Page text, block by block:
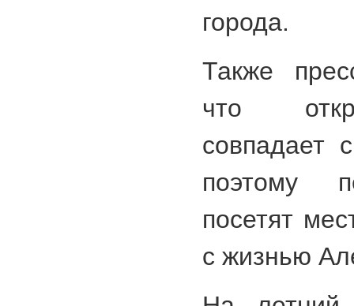
города.
Также
что
совпадает
поэтому
посетят
с жизнью